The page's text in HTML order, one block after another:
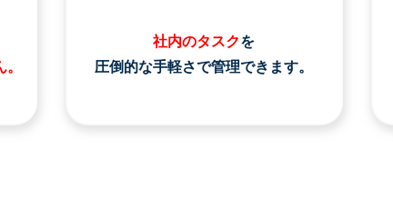
社内のタスクを
圧倒的な手軽さで管理できます。